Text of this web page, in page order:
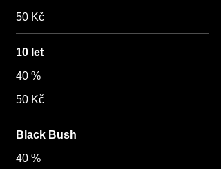
50 Kč
10 let
40 %
50 Kč
Black Bush
40 %